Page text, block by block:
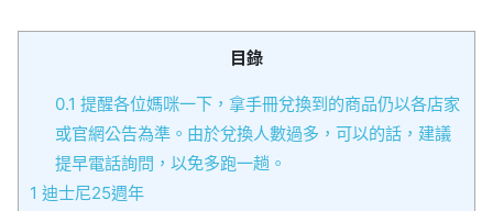
目錄
0.1 提醒各位媽咪一下，拿手冊兌換到的商品仍以各店家
或官網公告為準。由於兌換人數過多，可以的話，建議
提早電話詢問，以免多跑一趟。
1 迪士尼25週年